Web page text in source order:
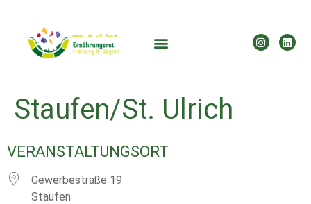
Staufen/St. Ulrich
VERANSTALTUNGSORT
Gewerbestraße 19
Staufen